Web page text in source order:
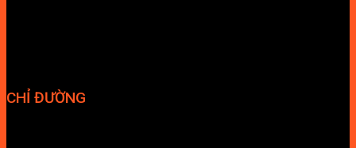
CHỈ ĐƯỜNG